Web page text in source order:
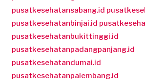
pusatkesehatansabang.id
pusatkesehatanbinjai.id
pusatkesehatanbukittinggi.id
pusatkesehatanpadangpanjang.id
pusatkesehatandumai.id
pusatkesehatanpalembang.id